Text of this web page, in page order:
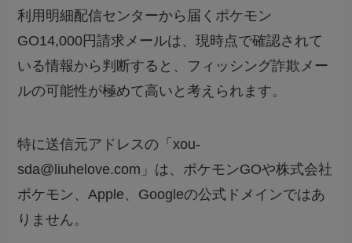
利用明細配信センターから届くポケモン
GO14,000円請求メールは、現時点で確認されて
いる情報から判断すると、フィッシング詐欺メー
ルの可能性が極めて高いと考えられます。
特に送信元アドレスの「xou-
sda@liuhelove.com」は、ポケモンGOや株式会社
ポケモン、Apple、Googleの公式ドメインではあ
りません。